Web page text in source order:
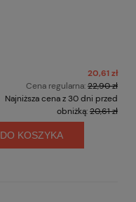
20,61 zł
Cena regularna:22,90 zł
Najniższa cena z 30 dni przed
obniżką:20,61 zł
DO KOSZYKA